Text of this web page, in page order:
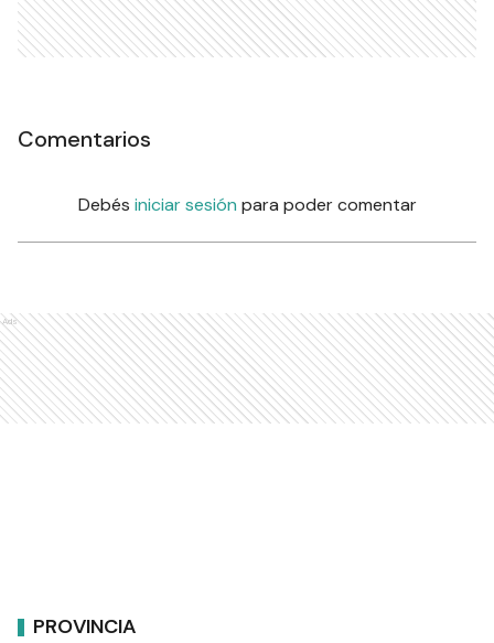
Comentarios
Debés iniciar sesión para poder comentar
Ads
PROVINCIA